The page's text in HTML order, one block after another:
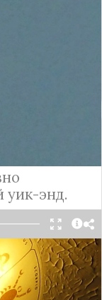
сутки.
новой
уик-энд.
субботу и